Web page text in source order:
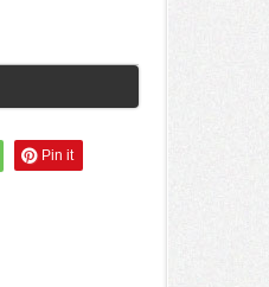
Pin it